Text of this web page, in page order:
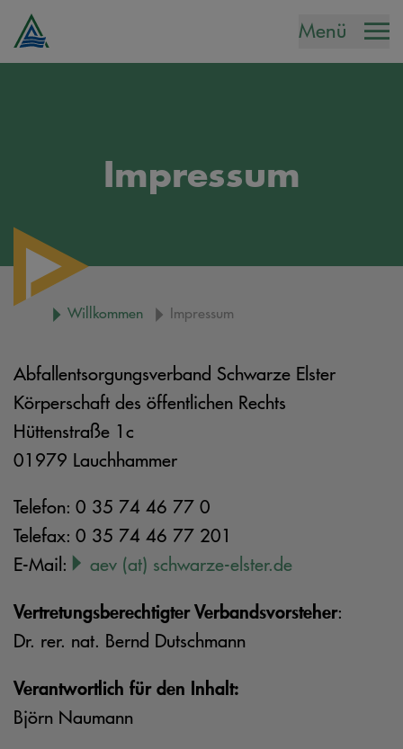
Menü
Impressum
Willkommen Impressum
Abfallentsorgungsverband Schwarze Elster
Körperschaft des öffentlichen Rechts
Hüttenstraße 1c
01979 Lauchhammer
Telefon: 0 35 74 46 77 0
Telefax: 0 35 74 46 77 201
E-Mail:
aev (at) schwarze-elster.de
Vertretungsberechtigter Verbandsvorsteher:
Dr. rer. nat. Bernd Dutschmann
Verantwortlich für den Inhalt:
Björn Naumann